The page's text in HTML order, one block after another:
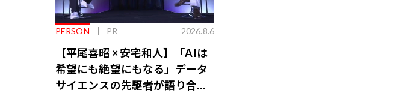
PERSON PR 2026.8.6
【平尾喜昭 × 安宅和人】「AIは
希望にも絶望にもなる」データ
サイエンスの先駆者が語り合う